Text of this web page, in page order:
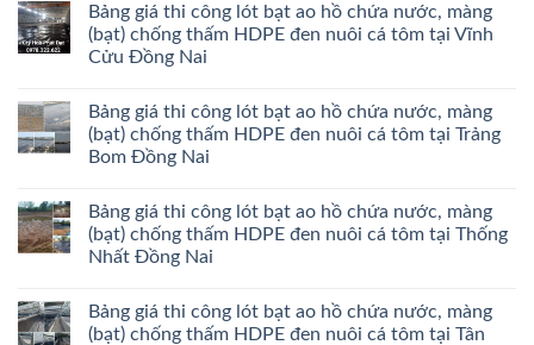
Bảng giá thi công lót bạt ao hồ chứa nước, màng
(bạt) chống thấm HDPE đen nuôi cá tôm tại Vĩnh
Cửu Đồng Nai
Bảng giá thi công lót bạt ao hồ chứa nước, màng
(bạt) chống thấm HDPE đen nuôi cá tôm tại Trảng
Bom Đồng Nai
Bảng giá thi công lót bạt ao hồ chứa nước, màng
(bạt) chống thấm HDPE đen nuôi cá tôm tại Thống
Nhất Đồng Nai
Bảng giá thi công lót bạt ao hồ chứa nước, màng
(bạt) chống thấm HDPE đen nuôi cá tôm tại Tân